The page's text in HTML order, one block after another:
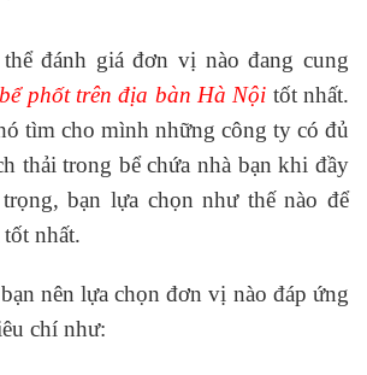
đánh giá đơn vị nào đang cung
phốt trên địa bàn Hà Nội tốt nhất.
tìm cho mình những công ty có đủ
thải trong bể chứa nhà bạn khi đầy
bạn lựa chọn như thế nào để
nhất.
nên lựa chọn đơn vị nào đáp ứng
chí như: